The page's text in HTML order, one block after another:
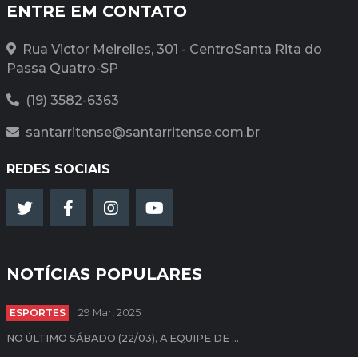
ENTRE EM CONTATO
Rua Victor Meirelles, 301 - CentroSanta Rita do
Passa Quatro-SP
(19) 3582-6363
santarritense@santarritense.com.br
REDES SOCIAIS
NOTÍCIAS POPULARES
ESPORTES 29 Mar, 2025
NO ÚLTIMO SÁBADO (22/03), A EQUIPE DE ...